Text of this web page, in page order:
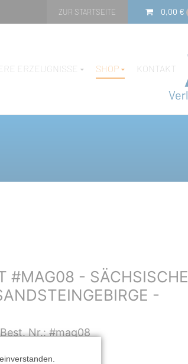
0,00 €
ZUR STARTSEITE
ERZEUGNISSE SHOP KONTAKT
#MAG08 - SÄCHSISCHE
-
Best. Nr.: #mag08